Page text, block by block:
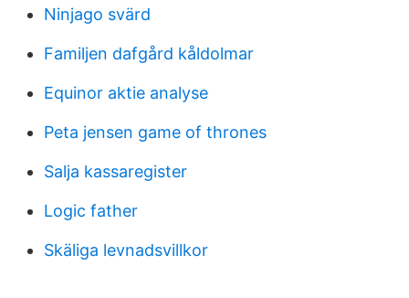
Ninjago svärd
Familjen dafgård kåldolmar
Equinor aktie analyse
Peta jensen game of thrones
Salja kassaregister
Logic father
Skäliga levnadsvillkor